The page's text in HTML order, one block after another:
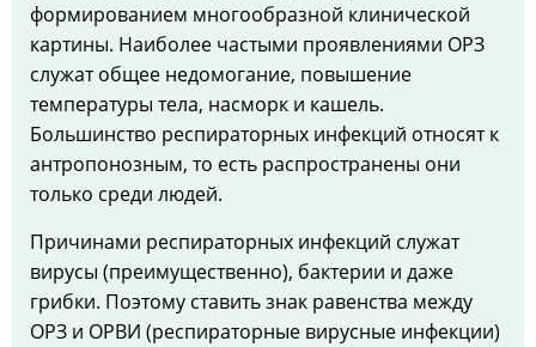
формированием многообразной клинической
картины. Наиболее частыми проявлениями ОРЗ
служат общее недомогание, повышение
температуры тела, насморк и кашель.
Большинство респираторных инфекций относят к
антропонозным, то есть распространены они
только среди людей.
Причинами респираторных инфекций служат
вирусы (преимущественно), бактерии и даже
грибки. Поэтому ставить знак равенства между
ОРЗ и ОРВИ (респираторные вирусные инфекции)